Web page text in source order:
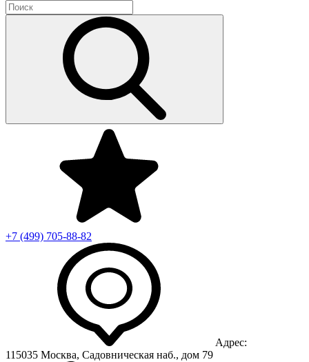
+7 (499) 705-88-82
Адрес:
115035 Москва, Садовническая наб., дом 79